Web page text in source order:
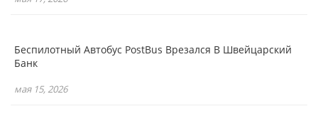
Беспилотный Автобус PostBus Врезался В Швейцарский
Банк
мая 15, 2026